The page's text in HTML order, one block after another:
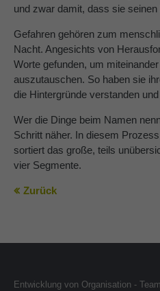
und zwar damit, dass sie
Gefahren gehören zum
Nacht. Angesichts von
Worte gefunden, um
auszutauschen. So haben sie
die Hintergründe verstanden
Wer die Dinge beim Namen
Schritt näher. In diesem
sortiert das große, teils
vier Segmente.
Zurück
Entwicklung von Organisation -